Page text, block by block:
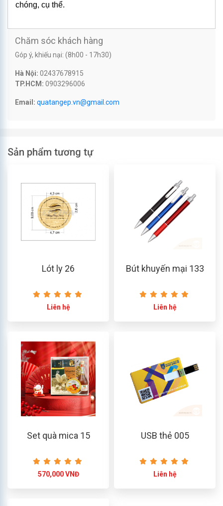
chóng, cụ thể.
Chăm sóc khách hàng
Góp ý, khiếu nại: (8h00 - 17h30)
Hà Nội: 02437678915
TP.HCM: 0903296006
Email: quatangep.vn@gmail.com
Sản phẩm tương tự
Lót ly 26
Liên hệ
Bút khuyến mại 133
Liên hệ
Set quà mica 15
570,000 VNĐ
USB thẻ 005
Liên hệ